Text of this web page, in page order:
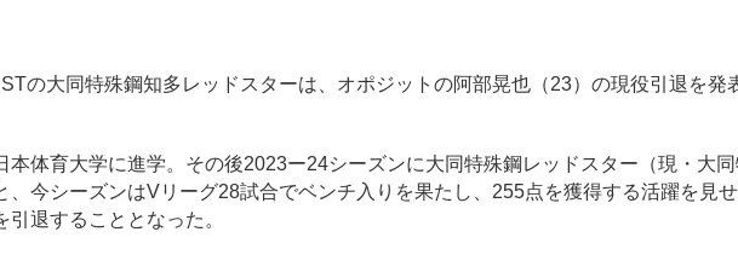
の大同特殊鋼知多レッドスターは、オポジットの阿部晃也（23）の現役引退を発
体育大学に進学。その後2023ー24シーズンに大同特殊鋼レッドスター（現・大
、今シーズンはVリーグ28試合でベンチ入りを果たし、255点を獲得する活躍を見
退することとなった。